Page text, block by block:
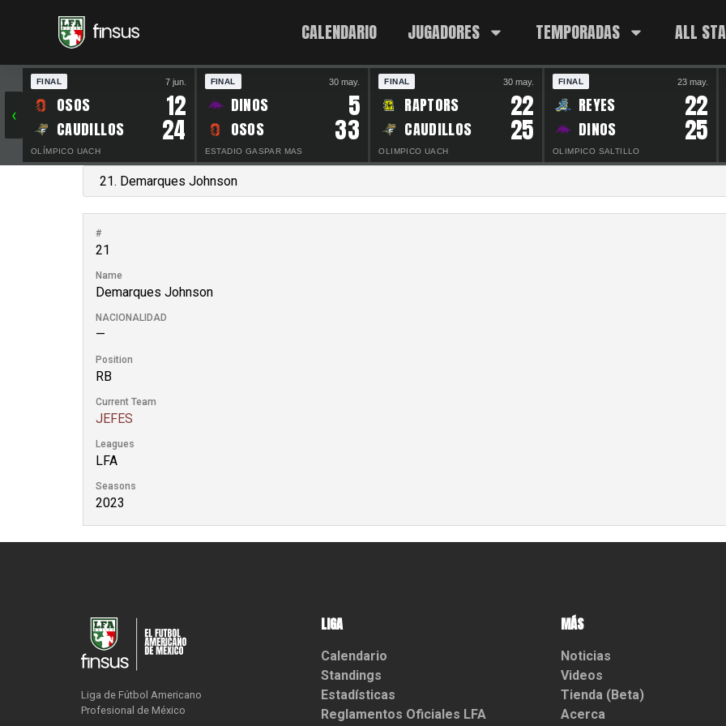
CALENDARIO JUGADORES TEMPORADAS ALL
‹
FINAL 7 jun.
OSOS 12
CAUDILLOS 24
OLÍMPICO UACH
FINAL 30 may.
DINOS 5
OSOS 33
ESTADIO GASPAR MAS
FINAL 30 may.
RAPTORS 22
CAUDILLOS 25
OLIMPICO UACH
FINAL 23 may.
REYES 22
DINOS 25
OLIMPICO SALTILLO
#
21
Name
Demarques Johnson
NACIONALIDAD
—
Position
RB
Current Team
JEFES
Leagues
LFA
Seasons
2023
Liga de Fútbol Americano
Profesional de México
LIGA
Calendario
Standings
Estadísticas
Reglamentos Oficiales LFA
MÁS
Noticias
Videos
Tienda (Beta)
Acerca